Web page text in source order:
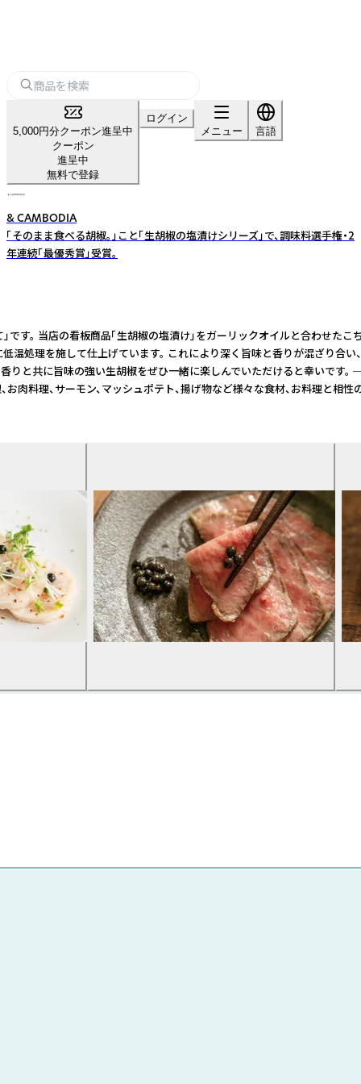
5,000円分クーポン進呈中
クーポン
進呈中
無料で登録
ログイン
メニュー
言語
& CAMBODIA
「そのまま食べる胡椒。」こと「生胡椒の塩漬けシリーズ」で、調味料選手権・2
年連続「最優秀賞」受賞。
当店の看板商品「生胡椒の塩漬け」をガーリックオイルと合わ
を施して仕上げています。 これにより深く旨味と香りが混ざ
の香りと共に旨味の強い生胡椒をぜひ一緒に楽しんでいただ
肉料理、サーモン、マッシュポテト、揚げ物など様々な食材、お料